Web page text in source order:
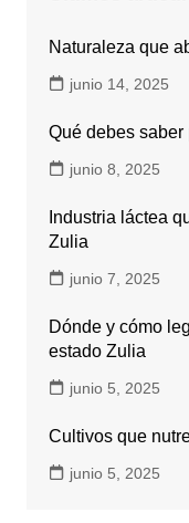
Naturaleza que
junio 14, 2025
Qué debes
junio 8, 2025
Industria láctea
Zulia
junio 7, 2025
Dónde y cómo
estado Zulia
junio 5, 2025
Cultivos que
junio 5, 2025